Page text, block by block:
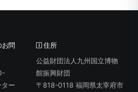
問
ー
住所
公益財団法人九州国立博物
館振興財団
〒818-0118 福岡県太宰府市